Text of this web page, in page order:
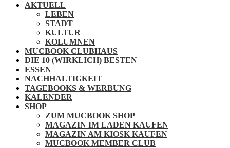
AKTUELL
LEBEN
STADT
KULTUR
KOLUMNEN
MUCBOOK CLUBHAUS
DIE 10 (WIRKLICH) BESTEN
ESSEN
NACHHALTIGKEIT
TAGEBOOKS & WERBUNG
KALENDER
SHOP
ZUM MUCBOOK SHOP
MAGAZIN IM LADEN KAUFEN
MAGAZIN AM KIOSK KAUFEN
MUCBOOK MEMBER CLUB